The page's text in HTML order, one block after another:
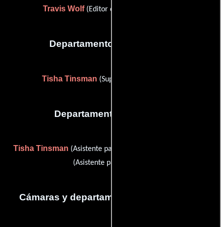
Travis Wolf(Editor de efectos de sonido)
Departamento de vestuario
Tisha Tinsman (Supervisor de vestuario)
Departamento de reparto
Tisha Tinsman (Asistente para casting) y
(Asistente para casting)
Cámaras y departamento de electricidad